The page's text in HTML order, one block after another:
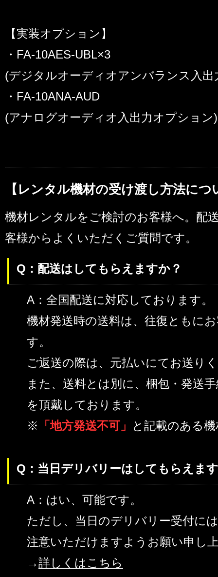
【実装オプション】
・FA-10AES-UBL×3
(デジタルオーディオアンバランス入
・FA-10ANA-AUD
(アナログオーディオ入出力オプション)
【レンタル機材の受け渡し方法につ
機材レンタルをご検討のお客様へ。配
客様からよくいただくご質問です。
Q：配送はしてもらえますか？
A：全国配送に対応しております。
機材発送時の送料は、往復ともに
す。
ご返送の際は、元払いにてお送り
また、送料とは別に、梱包・発送
を頂戴しております。
※
「地方発送不可」 と記載のある
Q：当日デリバリーはしてもらえま
A：はい、可能です。
ただし、当日のデリバリー受付に
注意いただけますようお願い申し
→詳しくはこちら